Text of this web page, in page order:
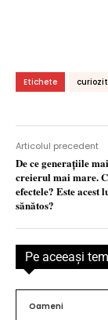
Etichete
Articolul precedent
De ce generațiile
creierul mai mare.
efectele? Este acest
sănătos?
Pe aceeaşi
Oameni